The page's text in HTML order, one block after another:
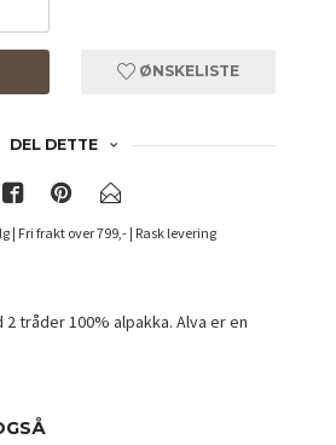
ØNSKELISTE
DEL DETTE
| Fri frakt over 799,- | Rask levering
2 tråder 100% alpakka.Alva er en